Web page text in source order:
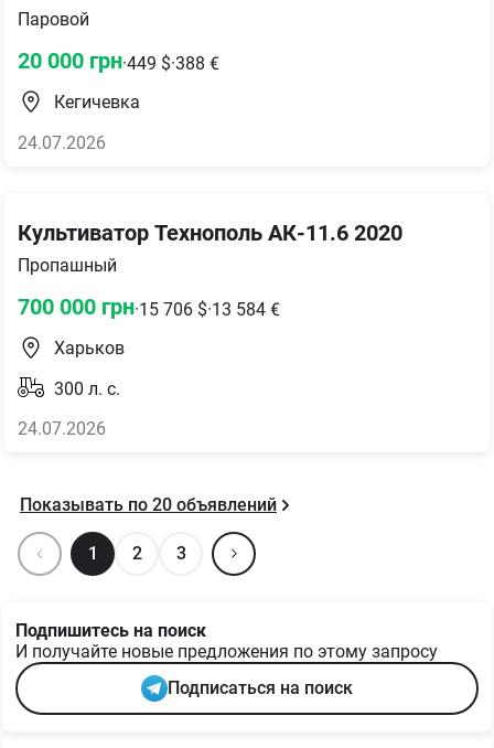
Паровой
20 000 грн·449 $·388 €
Кегичевка
24.07.2026
Культиватор Технополь АК-11.6 2020
Пропашный
700 000 грн·15 706 $·13 584 €
Харьков
300 л. с.
24.07.2026
1 2 3
Показывать по 20 объявлений
Подпишитесь на поиск
И получайте новые предложения по этому запросу
Подписаться на поиск